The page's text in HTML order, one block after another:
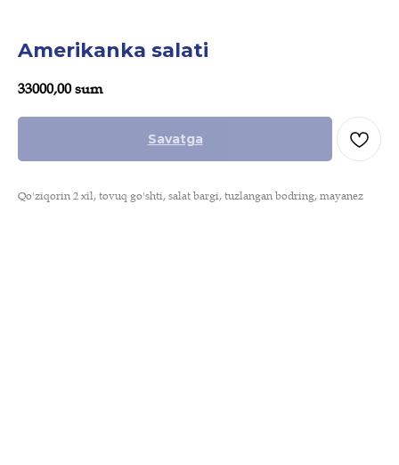
Amerikanka salati
33000,00 sum
Savatga
Qo'ziqorin 2 xil, tovuq go'shti, salat bargi, tuzlangan bodring, mayanez